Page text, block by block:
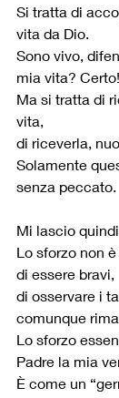
Si tratta di
vita da Dio.
Sono vivo,
mia vita? Certo!
Ma si tratta di
vita,
di riceverla,
Solamente
senza peccato.
Mi lascio
Lo sforzo non
di essere bravi,
di osservare i
comunque
Lo sforzo
Padre la mia
È come un